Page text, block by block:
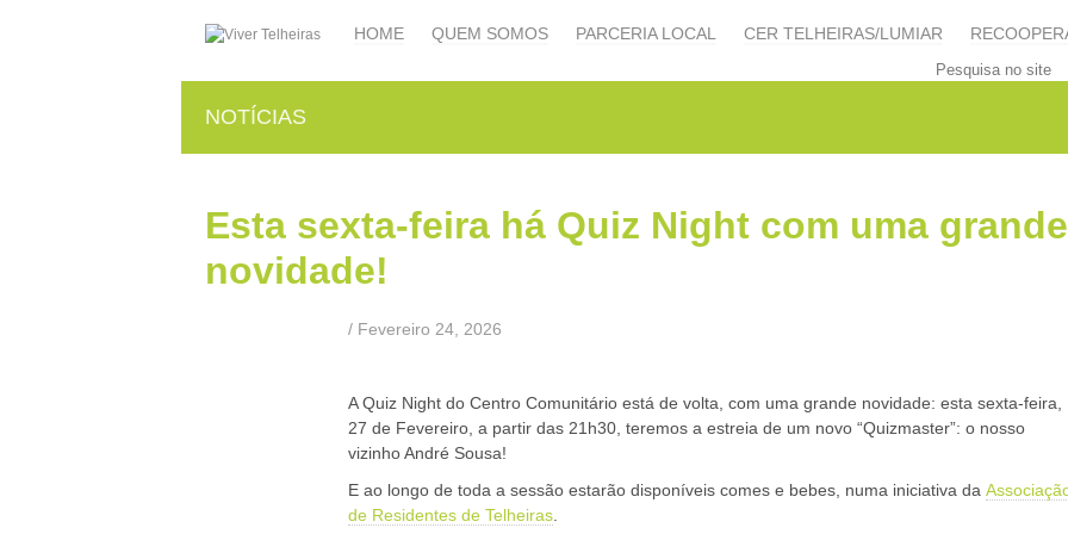
HOME QUEM SOMOS PARCERIA LOCAL CER TELHEIRAS/LUMIAR
NOTÍCIAS
Esta sexta-feira há Quiz Night com uma grande
novidade!
/ Fevereiro 24, 2026
A Quiz Night do Centro Comunitário está de volta, com uma grande novidade: esta sexta-feira,
27 de Fevereiro, a partir das 21h30, teremos a estreia de um novo “Quizmaster”: o nosso
vizinho André Sousa!
E ao longo de toda a sessão estarão disponíveis comes e bebes, numa iniciativa da
de Residentes de Telheiras